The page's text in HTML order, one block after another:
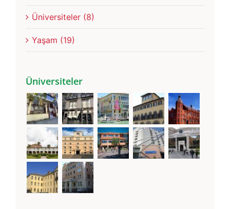
Üniversiteler (8)
Yaşam (19)
Üniversiteler